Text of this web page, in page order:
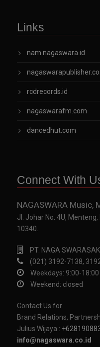
Links
nam.nagaswara.id
rcdrecords.id
nagaswarafm.com
dancedhut.com
Connect With
NAGASWARA Music,
Jl. Johar No. 4U,
10340.
PT. NAGA
(021) 3192-7138,
Weekdays: 9:00-18:00
Weekend: closed
Contact Us for
Brand Relations,
Julius Wijaya :
info@nagaswara.co.id